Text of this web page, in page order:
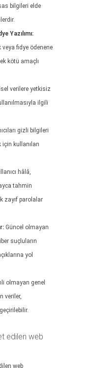
bilgileri elde
Yazılımı:
veya fidye ödenene
kötü amaçlı
verilere yetkisiz
ilgili
gizli bilgileri
için kullanılan
hâlâ,
tahmin
zayıf parolalar
Güncel olmayan
suçluların
yol
olmayan genel
veriler,
edilen web
web